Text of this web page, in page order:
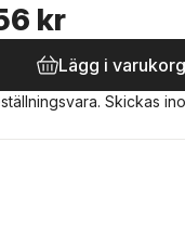
kr
Lägg i varukorg
Skickas